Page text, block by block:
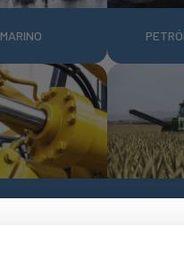
MARINO